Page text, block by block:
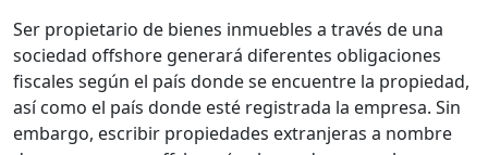
Ser propietario de bienes inmuebles a través de una
sociedad offshore generará diferentes obligaciones
fiscales según el país donde se encuentre la propiedad,
así como el país donde esté registrada la empresa. Sin
embargo, escribir propiedades extranjeras a nombre